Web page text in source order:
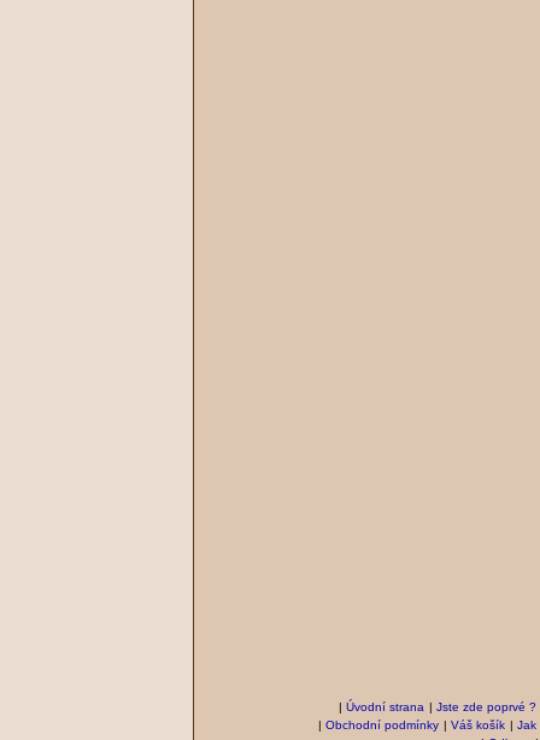
| Úvodní strana | Jste zde poprvé ?
| Obchodní podmínky | Váš košík | Jak